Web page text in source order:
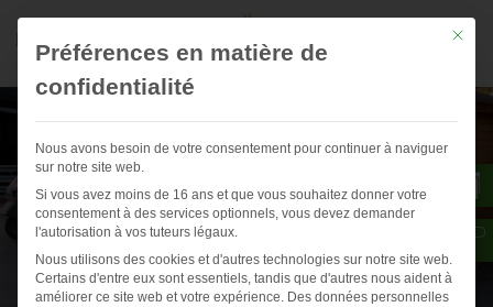
Mit
Préférences en matière de
confidentialité
Nous avons besoin de votre consentement pour continuer à naviguer
sur notre site web.
Si vous avez moins de 16 ans et que vous souhaitez donner votre
consentement à des services optionnels, vous devez demander
l'autorisation à vos tuteurs légaux.
Nous utilisons des cookies et d'autres technologies sur notre site web.
Certains d'entre eux sont essentiels, tandis que d'autres nous aident à
améliorer ce site web et votre expérience. Des données personnelles